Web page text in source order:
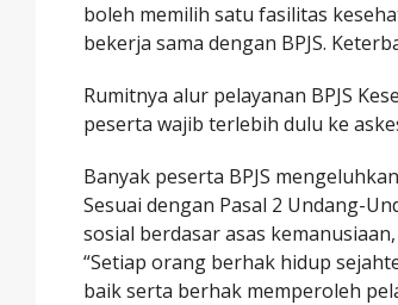
boleh memilih satu fasilitas
bekerja sama dengan BPJS.
Rumitnya alur pelayanan BPJS
peserta wajib terlebih dulu ke
Banyak peserta BPJS
Sesuai dengan Pasal 2 Undang-
sosial berdasar asas
“Setiap orang berhak hidup
baik serta berhak memperoleh